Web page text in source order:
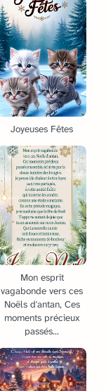
Joyeuses Fêtes
Mon esprit
vagabonde vers ces
Noëls d'antan, Ces
moments précieux
passés...